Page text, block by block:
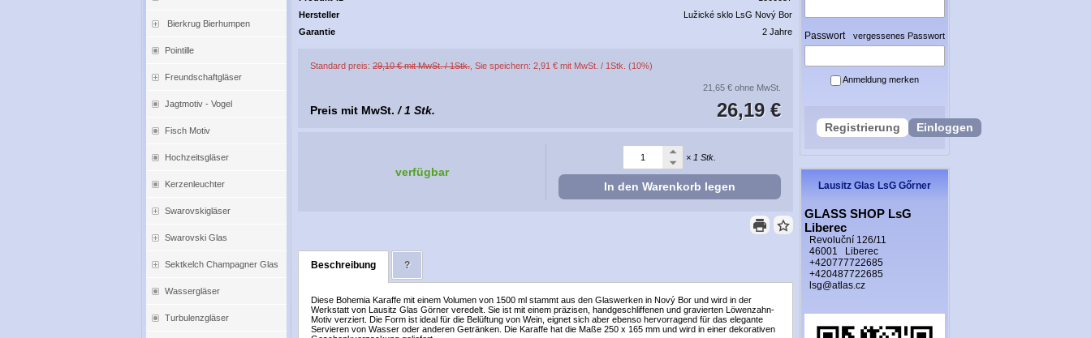
Bierkrug Bierhumpen
Pointille
Freundschaftgläser
Jagtmotiv - Vogel
Fisch Motiv
Hochzeitsgläser
Kerzenleuchter
Swarovskigläser
Swarovski Glas
Sektkelch Champagner Glas
Wassergläser
Turbulenzgläser
Passwort vergessenes Passwort
Anmeldung merken
Registrierung Einloggen
Lausitz Glas LsG Gőrner
GLASS SHOP LsG
Liberec
Revoluční 126/11
46001 Liberec
+420777722685
+420487722685
lsg@atlas.cz
Hersteller
Lužické sklo LsG Nový Bor
Garantie
2 Jahre
Standard preis:29,10 € mit MwSt. / 1Stk., Sie speichern: 2,91 € mit MwSt. / 1Stk. (10%)
21,65 € ohne MwSt.
26,19 €
Preis mit MwSt. / 1 Stk.
verfügbar
× 1 Stk.
In den Warenkorb legen
Beschreibung ?
Diese Bohemia Karaffe mit einem Volumen von 1500 ml stammt aus den Glaswerken in Nový Bor und wird in der
Werkstatt von Lausitz Glas Görner veredelt. Sie ist mit einem präzisen, handgeschliffenen und gravierten Löwenzahn-
Motiv verziert. Die Form ist ideal für die Belüftung von Wein, eignet sich aber ebenso hervorragend für das elegante
Servieren von Wasser oder anderen Getränken. Die Karaffe hat die Maße 250 x 165 mm und wird in einer dekorativen